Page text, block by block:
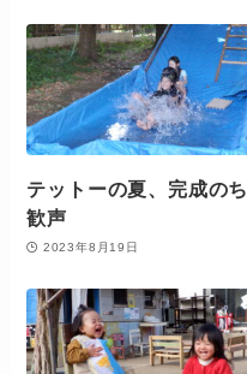
テットーの夏、完成のち
歓声
2023年8月19日